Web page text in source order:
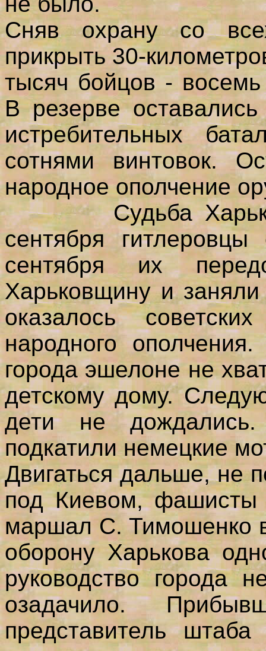
Сняв охрану со
прикрыть 30-
тысяч бойцов -
В резерве
истребительных
сотнями винтовок.
народное ополчение
Судьба Харькова
сентября
сентября их
Харьковщину и
оказалось
народного
города эшелоне не
детскому дому.
дети не
подкатили немецкие
Двигаться дальше, не
под Киевом, фашисты
маршал С. Тимошенко
оборону Харькова
руководство города
озадачило.
представитель